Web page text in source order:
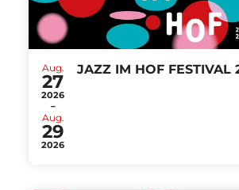
Aug.
27
2026
-
Aug.
29
2026
JAZZ IM HOF FESTIVAL